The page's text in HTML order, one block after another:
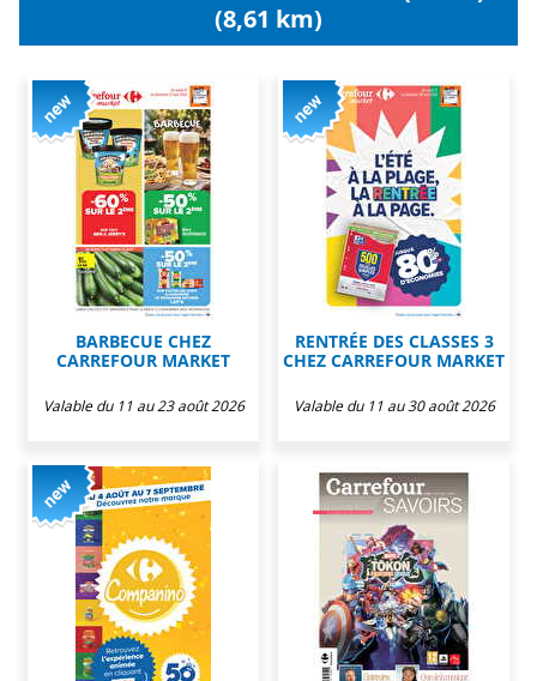
(8,61 km)
BARBECUE CHEZ
CARREFOUR MARKET
Valable du 11 au 23 août 2026
RENTRÉE DES CLASSES 3
CHEZ CARREFOUR MARKET
Valable du 11 au 30 août 2026